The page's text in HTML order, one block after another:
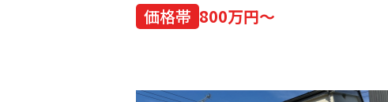
価格帯 800万円～